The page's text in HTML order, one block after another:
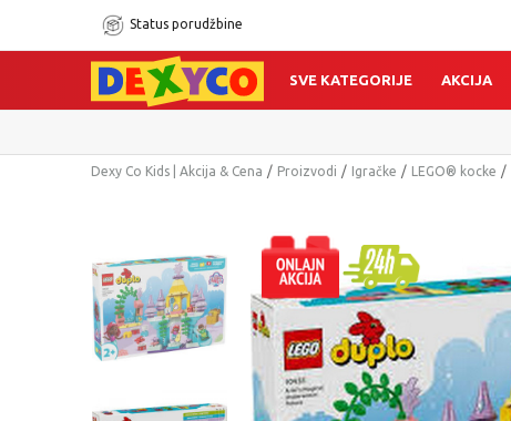
Status porudžbine
SVE KATEGORIJE AKCIJA
Dexy Co Kids | Akcija & Cena Proizvodi Igračke LEGO® kocke